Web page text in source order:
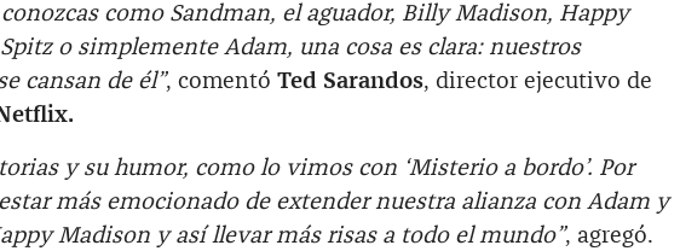
conozcas como Sandman, el aguador, Billy Madison, Happy
o simplemente Adam, una cosa es clara: nuestros
cansan de él”, comentó Ted Sarandos, director ejecutivo de
y su humor, como lo vimos con ‘Misterio a bordo’. Por
más emocionado de extender nuestra alianza con Adam y
Madison y así llevar más risas a todo el mundo”, agregó.